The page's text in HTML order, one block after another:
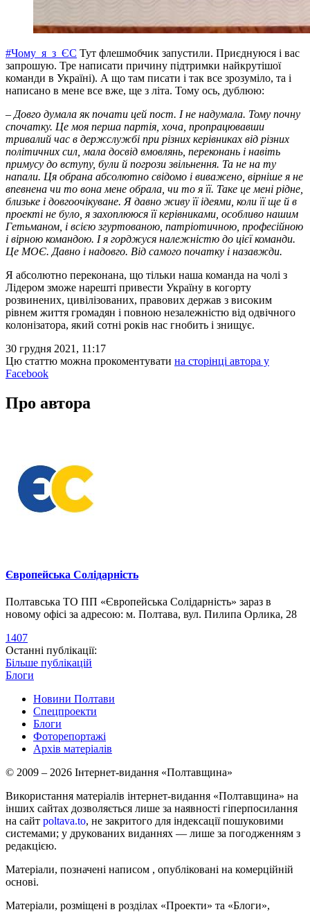
#Чому_я_з_ЄС Тут флешмобчик запустили. Приєднуюся і вас
запрошую. Тре написати причину підтримки найкрутішої
команди в Україні). А що там писати і так все зрозуміло, та і
написано в мене все вже, ще з літа. Тому ось, дублюю:
– Довго думала як почати цей пост. І не надумала. Тому почну
спочатку. Це моя перша партія, хоча, пропрацювавши
тривалий час в держслужбі при різних керівниках від різних
політичних сил, мала досвід вмовлянь, переконань і навіть
примусу до вступу, були й погрози звільнення. Та не на ту
напали. Ця обрана абсолютно свідомо і виважено, вірніше я не
впевнена чи то вона мене обрала, чи то я її. Таке це мені рідне,
близьке і довгоочікуване. Я давно живу її ідеями, коли її ще й в
проекті не було, я захоплююся її керівниками, особливо нашим
Гетьманом, і всією згуртованою, патріотичною, професійною
і вірною командою. І я горджуся належністю до цієї команди.
Це МОЄ. Давно і надовго. Від самого початку і назавжди.
Я абсолютно переконана, що тільки наша команда на чолі з
Лідером зможе нарешті привести Україну в когорту
розвинених, цивілізованих, правових держав з високим
рівнем життя громадян і повною незалежністю від одвічного
колонізатора, який сотні років нас гнобить і знищує.
30 грудня 2021, 11:17
Цю статтю можна прокоментувати на сторінці автора у
Facebook
Про автора
Європейська Солідарність
Полтавська ТО ПП «Європейська Солідарність» зараз в
новому офісі за адресою: м. Полтава, вул. Пилипа Орлика, 28
1407
Останні публікації:
Більше публікацій
Блоги
Новини Полтави
Спецпроекти
Блоги
Фоторепортажі
Архів матеріалів
© 2009 – 2026 Інтернет-видання «Полтавщина»
Використання матеріалів інтернет-видання «Полтавщина» на
інших сайтах дозволяється лише за наявності гіперпосилання
на сайт poltava.to, не закритого для індексації пошуковими
системами; у друкованих виданнях — лише за погодженням з
редакцією.
Матеріали, позначені написом , опубліковані на комерційній
основі.
Матеріали, розміщені в розділах «Проекти» та «Блоги»,